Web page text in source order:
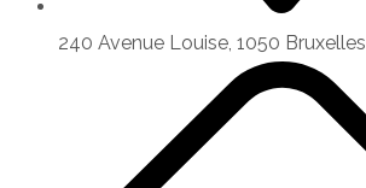
240 Avenue Louise, 1050 Bruxelles